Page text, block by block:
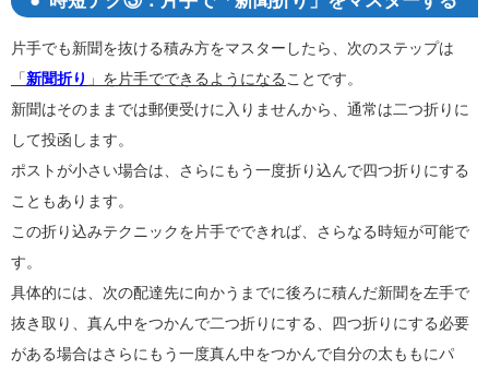
片手でも新聞を抜ける積み方をマスターしたら、次のステップは
「 新聞折り 」を片手でできるようになる ことです。
新聞はそのままでは郵便受けに入りませんから、通常は二つ折りに
して投函します。
ポストが小さい場合は、さらにもう一度折り込んで四つ折りにする
こともあります。
この折り込みテクニックを片手でできれば、さらなる時短が可能で
す。
具体的には、次の配達先に向かうまでに後ろに積んだ新聞を左手で
抜き取り、真ん中をつかんで二つ折りにする、四つ折りにする必要
がある場合はさらにもう一度真ん中をつかんで自分の太ももにパ